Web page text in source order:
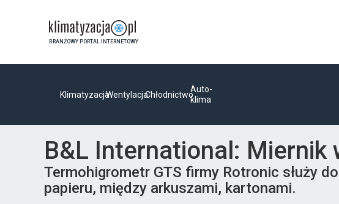
BRANŻOWY PORTAL INTERNETOWY
KlimatyzacjaWentylacjaChłodnictwo
Auto-
klima
B&L International:
Termohigrometr GTS firmy Rotronic służy
papieru, między arkuszami, kartonami.